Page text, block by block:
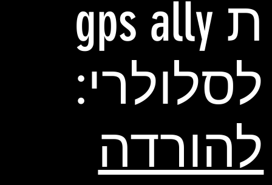
ת gps ally
לסלולרי:
להורדה